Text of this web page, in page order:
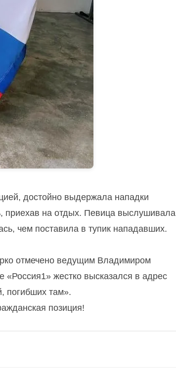
достойно выдержала нападки
приехав на отдых. Певица выслушивала
чем поставила в тупик нападавших.
отмечено ведущим Владимиром
жестко высказался в адрес
погибших там».
позиция!